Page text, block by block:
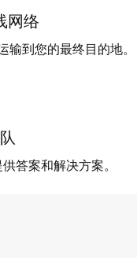
网络
到您的最终目的地。
答案和解决方案。